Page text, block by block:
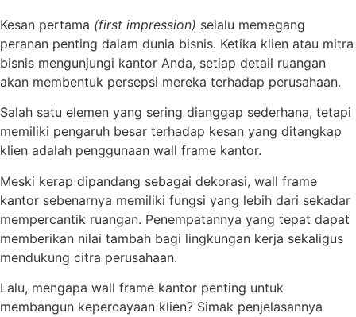
Kesan pertama (first impression) selalu memegang
peranan penting dalam dunia bisnis. Ketika klien atau mitra
bisnis mengunjungi kantor Anda, setiap detail ruangan
akan membentuk persepsi mereka terhadap perusahaan.
Salah satu elemen yang sering dianggap sederhana, tetapi
memiliki pengaruh besar terhadap kesan yang ditangkap
klien adalah penggunaan wall frame kantor.
Meski kerap dipandang sebagai dekorasi, wall frame
kantor sebenarnya memiliki fungsi yang lebih dari sekadar
mempercantik ruangan. Penempatannya yang tepat dapat
memberikan nilai tambah bagi lingkungan kerja sekaligus
mendukung citra perusahaan.
Lalu, mengapa wall frame kantor penting untuk
membangun kepercayaan klien? Simak penjelasannya